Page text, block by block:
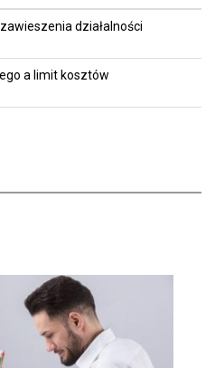
działalności
a limit kosztów